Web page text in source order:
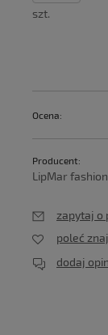
szt.
Ocena:
Producent:
LipMar fashion
zapytaj o
poleć
dodaj